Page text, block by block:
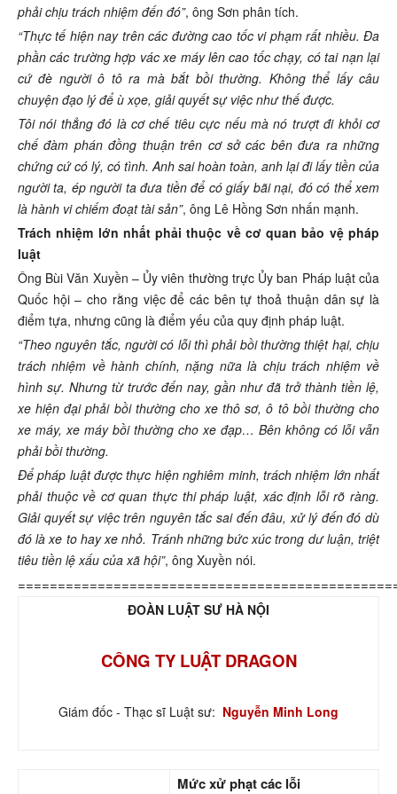
phải chịu trách nhiệm đến đó”, ông Sơn phân tích.
“Thực tế hiện nay trên các đường cao tốc vi phạm rất nhiều. Đa
phần các trường hợp vác xe máy lên cao tốc chạy, có tai nạn lại
cứ đè người ô tô ra mà bắt bồi thường. Không thể lấy câu
chuyện đạo lý để ù xọe, giải quyết sự việc như thế được.
Tôi nói thẳng đó là cơ chế tiêu cực nếu mà nó trượt đi khỏi cơ
chế đàm phán đồng thuận trên cơ sở các bên đưa ra những
chứng cứ có lý, có tình. Anh sai hoàn toàn, anh lại đi lấy tiền của
người ta, ép người ta đưa tiền để có giấy bãi nại, đó có thể xem
là hành vi chiếm đoạt tài sản”, ông Lê Hồng Sơn nhấn mạnh.
Trách nhiệm lớn nhất phải thuộc về cơ quan bảo vệ pháp
luật
Ông Bùi Văn Xuyền – Ủy viên thường trực Ủy ban Pháp luật của
Quốc hội – cho rằng việc để các bên tự thoả thuận dân sự là
điểm tựa, nhưng cũng là điểm yếu của quy định pháp luật.
“Theo nguyên tắc, người có lỗi thì phải bồi thường thiệt hại, chịu
trách nhiệm về hành chính, nặng nữa là chịu trách nhiệm về
hình sự. Nhưng từ trước đến nay, gần như đã trở thành tiền lệ,
xe hiện đại phải bồi thường cho xe thô sơ, ô tô bồi thường cho
xe máy, xe máy bồi thường cho xe đạp… Bên không có lỗi vẫn
phải bồi thường.
Để pháp luật được thực hiện nghiêm minh, trách nhiệm lớn nhất
phải thuộc về cơ quan thực thi pháp luật, xác định lỗi rõ ràng.
Giải quyết sự việc trên nguyên tắc sai đến đâu, xử lý đến đó dù
đó là xe to hay xe nhỏ. Tránh những bức xúc trong dư luận, triệt
tiêu tiền lệ xấu của xã hội”, ông Xuyền nói.
ĐOÀN LUẬT SƯ HÀ NỘI
CÔNG TY LUẬT DRAGON
Giám đốc - Thạc sĩ Luật sư: Nguyễn Minh Long
Mức xử phạt các lỗi